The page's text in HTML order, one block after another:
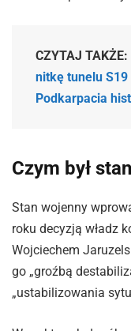
CZYTAJ TAKŻE:
nitkę tunelu S19
Podkarpacia
Czym był
Stan wojenny
roku decyzją władz
Wojciechem
go „groźbą
„ustabilizowania